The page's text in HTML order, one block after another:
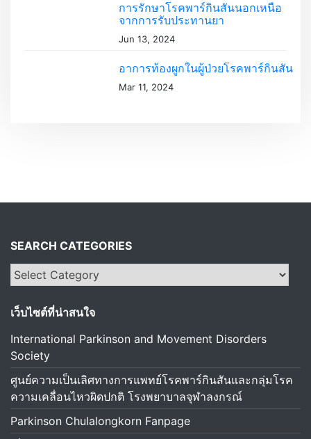
การรักษาโรคพาร์กินสันนอกเหนือ
จากการรับประทานยา
Jun 13, 2024
อาการท้องผูกในผู้ป่วยโรคพาร์กินสัน
Mar 11, 2024
SEARCH CATEGORIES
S
e
a
c
h
c
a
t
e
เว็บไซต์ที่น่าสนใจ
International Parkinson and Movement Disorders
Society
ศูนย์ความเป็นเลิศทางการแพทย์โรคพาร์กินสันและกลุ่มโรค
ความเคลื่อนไหวผิดปกติ โรงพยาบาลจุฬาลงกรณ์
Parkinson Chulalongkorn Fanpage